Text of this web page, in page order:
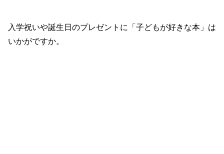
入学祝いや誕生日のプレゼントに「子どもが好きな本」は
いかがですか。